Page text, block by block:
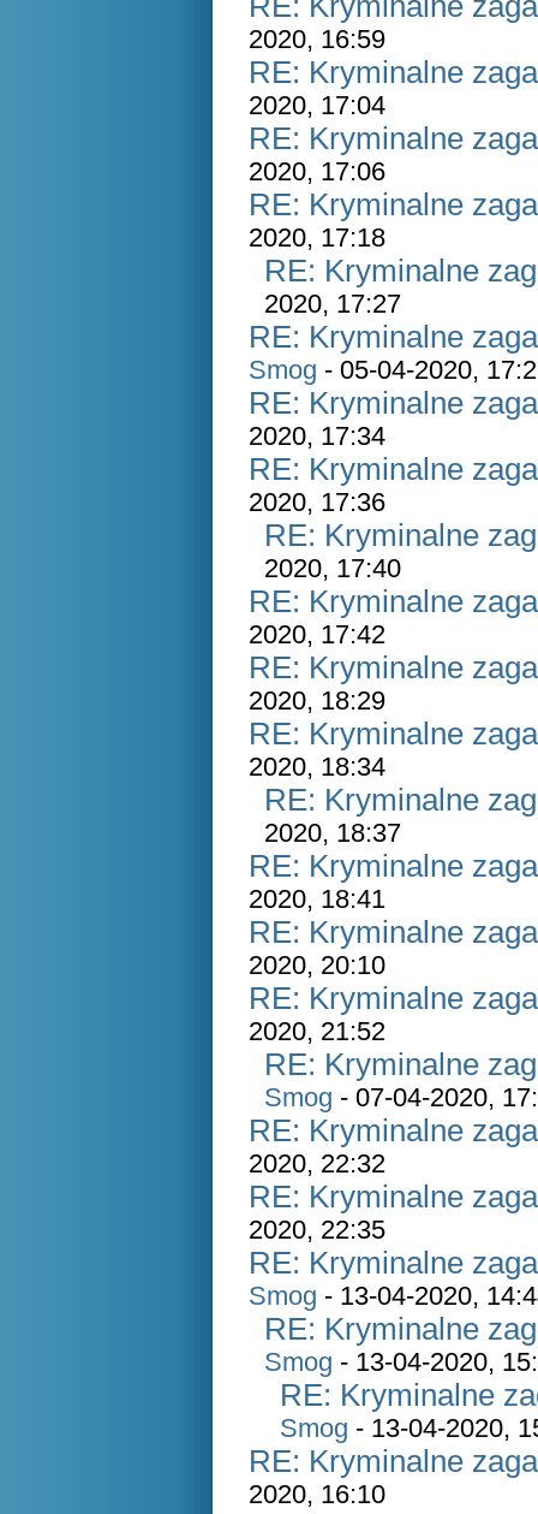
2020, 16:59
RE: Kryminalne
2020, 17:04
RE: Kryminalne
2020, 17:06
RE: Kryminalne
2020, 17:18
RE: Kryminalne
2020, 17:27
RE: Kryminalne
Smog - 05-04-2020,
RE: Kryminalne
2020, 17:34
RE: Kryminalne
2020, 17:36
RE: Kryminalne
2020, 17:40
RE: Kryminalne
2020, 17:42
RE: Kryminalne
2020, 18:29
RE: Kryminalne
2020, 18:34
RE: Kryminalne
2020, 18:37
RE: Kryminalne
2020, 18:41
RE: Kryminalne
2020, 20:10
RE: Kryminalne
2020, 21:52
RE: Kryminalne
Smog - 07-04-2020,
RE: Kryminalne
2020, 22:32
RE: Kryminalne
2020, 22:35
RE: Kryminalne
Smog - 13-04-2020,
RE: Kryminalne
Smog - 13-04-2020,
RE: Kryminalne
Smog - 13-04-2020,
RE: Kryminalne
2020, 16:10